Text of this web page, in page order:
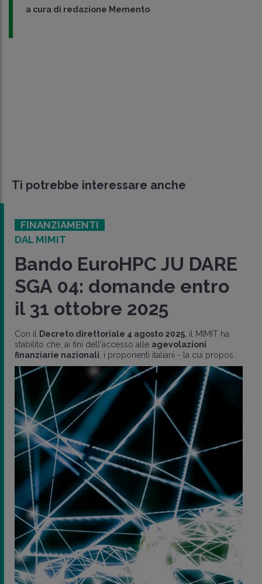
a cura di redazione Memento
Ti potrebbe interessare anche
FINANZIAMENTI
DAL MIMIT
Bando EuroHPC JU DARE
SGA 04: domande entro
il 31 ottobre 2025
Con il Decreto direttoriale 4 agosto 2025 , il MIMIT ha
stabilito che, ai fini dell'accesso alle agevolazioni
finanziarie nazionali , i proponenti italiani - la cui propos..